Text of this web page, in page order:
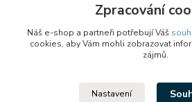
Zpracování
Náš e-shop a partneři potřebují Váš
cookies, aby Vám mohli zobrazovat
zájmů.
Nastavení